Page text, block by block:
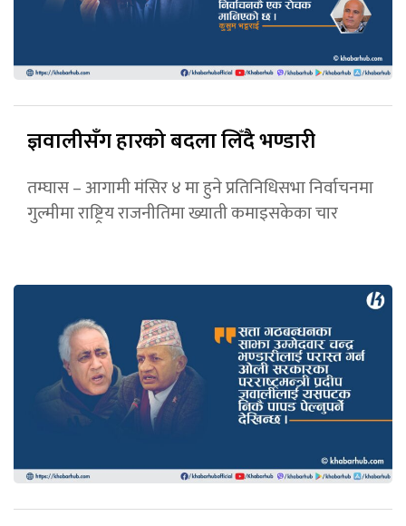
ज्ञवालीसँग हारको बदला लिँदै भण्डारी
तम्घास – आगामी मंसिर ४ मा हुने प्रतिनिधिसभा निर्वाचनमा
गुल्मीमा राष्ट्रिय राजनीतिमा ख्याती कमाइसकेका चार